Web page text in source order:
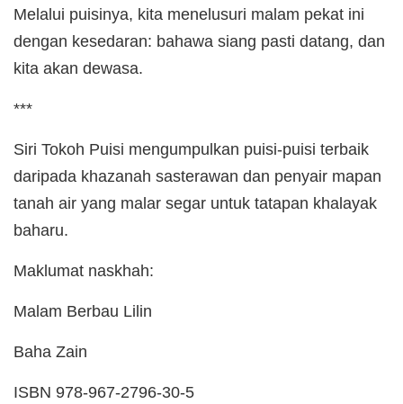
Melalui puisinya, kita menelusuri malam pekat ini
dengan kesedaran: bahawa siang pasti datang, dan
kita akan dewasa.
***
Siri Tokoh Puisi mengumpulkan puisi-puisi terbaik
daripada khazanah sasterawan dan penyair mapan
tanah air yang malar segar untuk tatapan khalayak
baharu.
Maklumat naskhah:
Malam Berbau Lilin
Baha Zain
ISBN 978-967-2796-30-5